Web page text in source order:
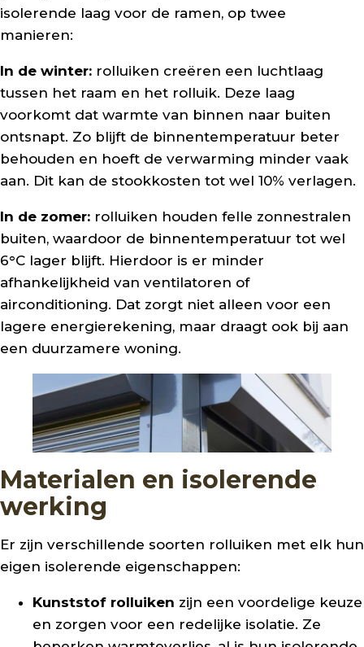
isolerende laag voor de ramen, op twee
manieren:
In de winter: rolluiken creëren een luchtlaag
tussen het raam en het rolluik. Deze laag
voorkomt dat warmte van binnen naar buiten
ontsnapt. Zo blijft de binnentemperatuur beter
behouden en hoeft de verwarming minder vaak
aan. Dit kan de stookkosten tot wel 10% verlagen.
In de zomer: rolluiken houden felle zonnestralen
buiten, waardoor de binnentemperatuur tot wel
6°C lager blijft. Hierdoor is er minder
afhankelijkheid van ventilatoren of
airconditioning. Dat zorgt niet alleen voor een
lagere energierekening, maar draagt ook bij aan
een duurzamere woning.
Materialen en isolerende
werking
Er zijn verschillende soorten rolluiken met elk hun
eigen isolerende eigenschappen:
Kunststof rolluiken zijn een voordelige keuze
en zorgen voor een redelijke isolatie. Ze